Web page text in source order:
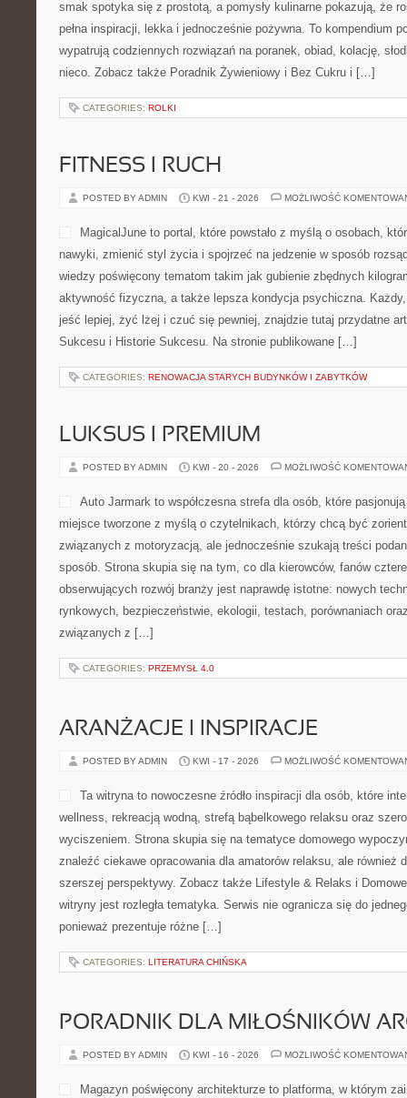
smak spotyka się z prostotą, a pomysły kulinarne pokazują, że
pełna inspiracji, lekka i jednocześnie pożywna. To kompendium
wypatrują codziennych rozwiązań na poranek, obiad, kolację,
nieco. Zobacz także Poradnik Żywieniowy i Bez Cukru i […]
CATEGORIES: ROLKI
FITNESS I RUCH
POSTED BY ADMIN KWI - 21 - 2026 MOŻLIWOŚĆ
MagicalJune to portal, które powstało z myślą o osobach,
nawyki, zmienić styl życia i spojrzeć na jedzenie w sposób
wiedzy poświęcony tematom takim jak gubienie zbędnych
aktywność fizyczna, a także lepsza kondycja psychiczna.
jeść lepiej, żyć lżej i czuć się pewniej, znajdzie tutaj przydatne
Sukcesu i Historie Sukcesu. Na stronie publikowane […]
CATEGORIES: RENOWACJA STARYCH BUDYNKÓW I ZABYTKÓW
LUKSUS I PREMIUM
POSTED BY ADMIN KWI - 20 - 2026 MOŻLIWOŚĆ
Auto Jarmark to współczesna strefa dla osób, które
miejsce tworzone z myślą o czytelnikach, którzy chcą być
związanych z motoryzacją, ale jednocześnie szukają treści
sposób. Strona skupia się na tym, co dla kierowców, fanów
obserwujących rozwój branży jest naprawdę istotne: nowych
rynkowych, bezpieczeństwie, ekologii, testach, porównaniach
związanych z […]
CATEGORIES: PRZEMYSŁ 4.0
ARANŻACJE I INSPIRACJE
POSTED BY ADMIN KWI - 17 - 2026 MOŻLIWOŚĆ
Ta witryna to nowoczesne źródło inspiracji dla osób, które
wellness, rekreacją wodną, strefą bąbelkowego relaksu oraz
wyciszeniem. Strona skupia się na tematyce domowego
znaleźć ciekawe opracowania dla amatorów relaksu, ale również
szerszej perspektywy. Zobacz także Lifestyle & Relaks i
witryny jest rozległa tematyka. Serwis nie ogranicza się do
ponieważ prezentuje różne […]
CATEGORIES: LITERATURA CHIŃSKA
PORADNIK DLA MIŁOŚNIKÓW
POSTED BY ADMIN KWI - 16 - 2026 MOŻLIWOŚĆ
Magazyn poświęcony architekturze to platforma, w którym